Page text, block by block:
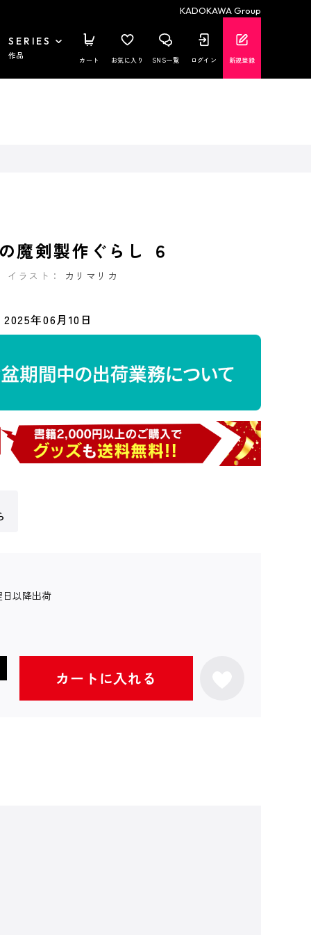
KADOKAWA Group
SERIES
作品 カート お気に入り SNS一覧 ログイン 新規登録
魔剣製作ぐらし ６
イラスト： カリマリカ
2025年06月10日
日以降出荷
カートに入れる